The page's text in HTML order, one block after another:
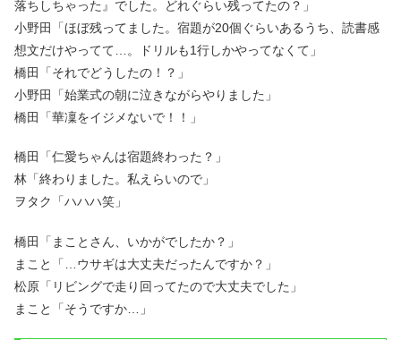
落ちしちゃった』でした。どれぐらい残ってたの？」
小野田「ほぼ残ってました。宿題が20個ぐらいあるうち、読書感
想文だけやってて…。ドリルも1行しかやってなくて」
橋田「それでどうしたの！？」
小野田「始業式の朝に泣きながらやりました」
橋田「華凜をイジメないで！！」
橋田「仁愛ちゃんは宿題終わった？」
林「終わりました。私えらいので」
ヲタク「ハハハ笑」
橋田「まことさん、いかがでしたか？」
まこと「…ウサギは大丈夫だったんですか？」
松原「リビングで走り回ってたので大丈夫でした」
まこと「そうですか…」